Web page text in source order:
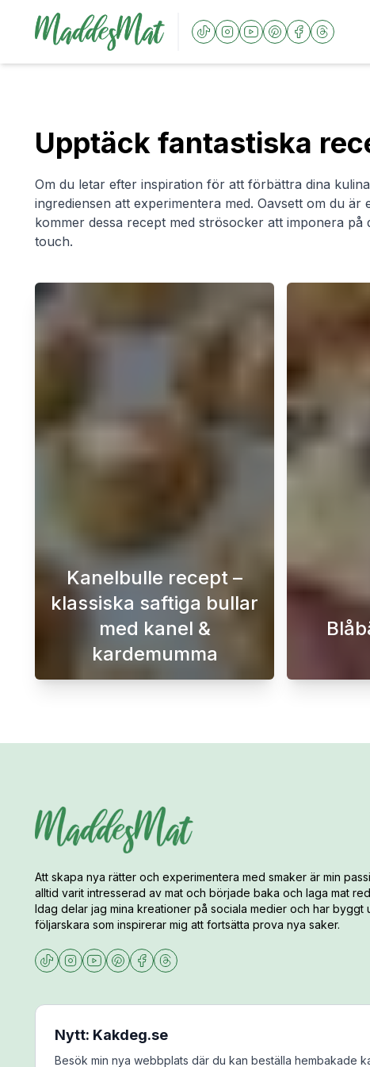
Upptäck fantastiska
Om du letar efter inspiration för att förbättra dina
ingrediensen att experimentera med. Oavsett om du
kommer dessa recept med strösocker att imponera
touch.
Kanelbulle recept –
klassiska saftiga bullar
med kanel &
kardemumma
Det här kanelbulle receptet är för
Att skapa nya rätter och experimentera med smaker är min
alltid varit intresserad av mat och började baka och laga mat
Idag delar jag mina kreationer på sociala medier och har byggt
följarskara som inspirerar mig att fortsätta prova nya saker.
Nytt: Kakdeg.se
Besök min nya webbplats där du kan beställa hembakade